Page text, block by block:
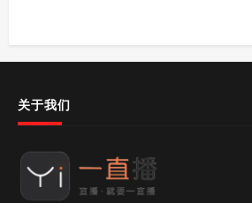
关于我们